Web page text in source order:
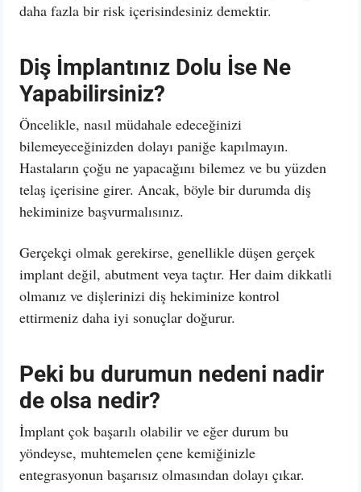
daha fazla bir risk içerisindesiniz demektir.
Diş İmplantınız Dolu İse Ne
Yapabilirsiniz?
Öncelikle, nasıl müdahale edeceğinizi
bilemeyeceğinizden dolayı paniğe kapılmayın.
Hastaların çoğu ne yapacağını bilemez ve bu yüzden
telaş içerisine girer. Ancak, böyle bir durumda diş
hekiminize başvurmalısınız.
Gerçekçi olmak gerekirse, genellikle düşen gerçek
implant değil, abutment veya taçtır. Her daim dikkatli
olmanız ve dişlerinizi diş hekiminize kontrol
ettirmeniz daha iyi sonuçlar doğurur.
Peki bu durumun nedeni nadir
de olsa nedir?
İmplant çok başarılı olabilir ve eğer durum bu
yöndeyse, muhtemelen çene kemiğinizle
entegrasyonun başarısız olmasından dolayı çıkar.